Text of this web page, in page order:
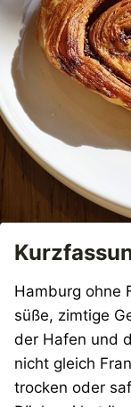
Hamburg ohne
süße, zimtige
der Hafen und
nicht gleich
trocken oder